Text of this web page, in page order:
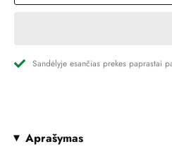
Sandėlyje esančias prekes paprastai
Aprašymas